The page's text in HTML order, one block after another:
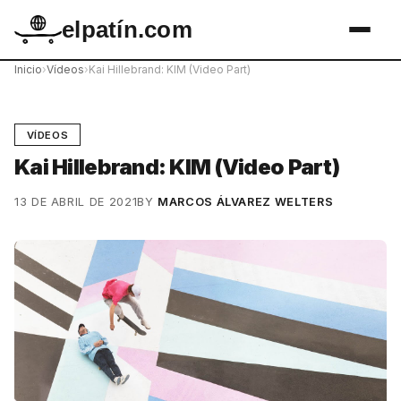
elpatín.com
Inicio›Vídeos›Kai Hillebrand: KIM (Video Part)
VÍDEOS
Kai Hillebrand: KIM (Video Part)
13 DE ABRIL DE 2021BY MARCOS ÁLVAREZ WELTERS